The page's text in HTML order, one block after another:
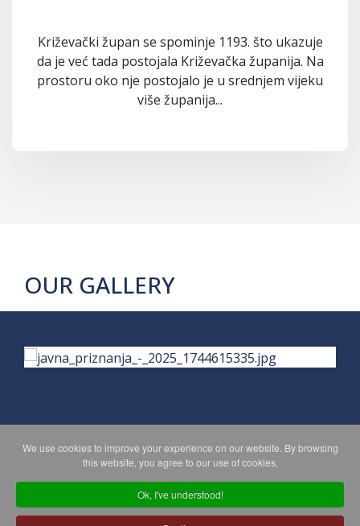
Križevački župan se spominje 1193. što ukazuje
da je već tada postojala Križevačka županija. Na
prostoru oko nje postojalo je u srednjem vijeku
više županija...
OUR GALLERY
PRIVACY POLICY MAPA WEBA
Copyright © 2026 Koprivničko - križevačka županija. All Rights
We use cookies to improve your experience on our website. By browsing
this website, you agree to our use of cookies.
Ok, I've understood!